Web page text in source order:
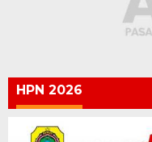
HPN 2026